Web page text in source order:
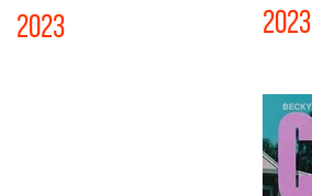
2023 2023